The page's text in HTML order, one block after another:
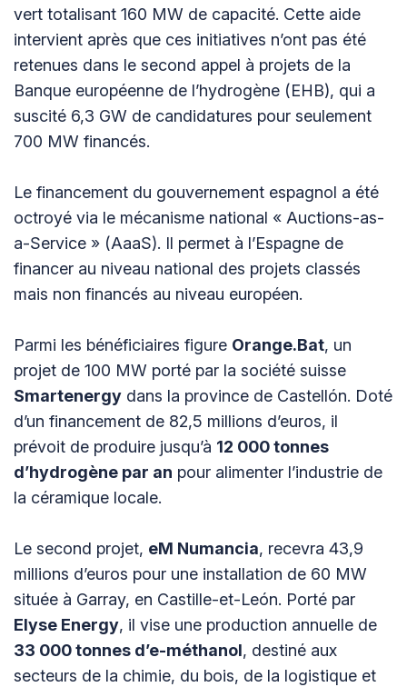
vert totalisant 160 MW de capacité. Cette aide
intervient après que ces initiatives n’ont pas été
retenues dans le second appel à projets de la
Banque européenne de l’hydrogène (EHB), qui a
suscité 6,3 GW de candidatures pour seulement
700 MW financés.
Le financement du gouvernement espagnol a été
octroyé via le mécanisme national « Auctions-as-
a-Service » (AaaS). Il permet à l’Espagne de
financer au niveau national des projets classés
mais non financés au niveau européen.
Parmi les bénéficiaires figure Orange.Bat, un
projet de 100 MW porté par la société suisse
Smartenergy dans la province de Castellón. Doté
d’un financement de 82,5 millions d’euros, il
prévoit de produire jusqu’à 12 000 tonnes
d’hydrogène par an pour alimenter l’industrie de
la céramique locale.
Le second projet, eM Numancia, recevra 43,9
millions d’euros pour une installation de 60 MW
située à Garray, en Castille-et-León. Porté par
Elyse Energy, il vise une production annuelle de
33 000 tonnes d’e-méthanol, destiné aux
secteurs de la chimie, du bois, de la logistique et